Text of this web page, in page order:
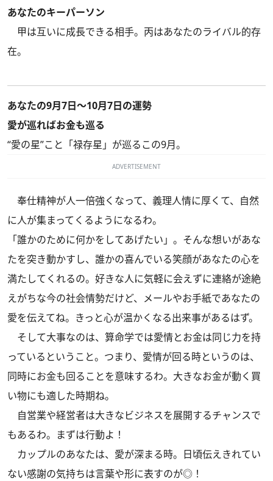
あなたのキーパーソン
甲は互いに成長できる相手。丙はあなたのライバル的存
在。
あなたの9月7日～10月7日の運勢
愛が巡ればお金も巡る
“愛の星”こと「禄存星」が巡るこの9月。
ADVERTISEMENT
奉仕精神が人一倍強くなって、義理人情に厚くて、自然
に人が集まってくるようになるわ。
「誰かのために何かをしてあげたい」。そんな想いがあな
たを突き動かすし、誰かの喜んでいる笑顔があなたの心を
満たしてくれるの。好きな人に気軽に会えずに連絡が途絶
えがちな今の社会情勢だけど、メールやお手紙であなたの
愛を伝えてね。きっと心が温かくなる出来事があるはず。
そして大事なのは、算命学では愛情とお金は同じ力を持
っているということ。つまり、愛情が回る時というのは、
同時にお金も回ることを意味するわ。大きなお金が動く買
い物にも適した時期ね。
自営業や経営者は大きなビジネスを展開するチャンスで
もあるわ。まずは行動よ！
カップルのあなたは、愛が深まる時。日頃伝えきれてい
ない感謝の気持ちは言葉や形に表すのが◎！